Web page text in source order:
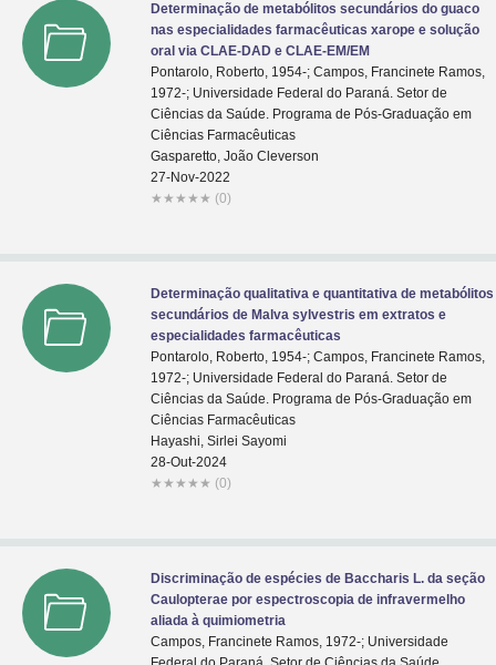
Determinação de metabólitos secundários do guaco
nas especialidades farmacêuticas xarope e solução
oral via CLAE-DAD e CLAE-EM/EM
Pontarolo, Roberto, 1954-; Campos, Francinete Ramos,
1972-; Universidade Federal do Paraná. Setor de
Ciências da Saúde. Programa de Pós-Graduação em
Ciências Farmacêuticas
Gasparetto, João Cleverson
27-Nov-2022
★ ★ ★ ★ ★ (0)
Determinação qualitativa e quantitativa de metabólitos
secundários de Malva sylvestris em extratos e
especialidades farmacêuticas
Pontarolo, Roberto, 1954-; Campos, Francinete Ramos,
1972-; Universidade Federal do Paraná. Setor de
Ciências da Saúde. Programa de Pós-Graduação em
Ciências Farmacêuticas
Hayashi, Sirlei Sayomi
28-Out-2024
★ ★ ★ ★ ★ (0)
Discriminação de espécies de Baccharis L. da seção
Caulopterae por espectroscopia de infravermelho
aliada à quimiometria
Campos, Francinete Ramos, 1972-; Universidade